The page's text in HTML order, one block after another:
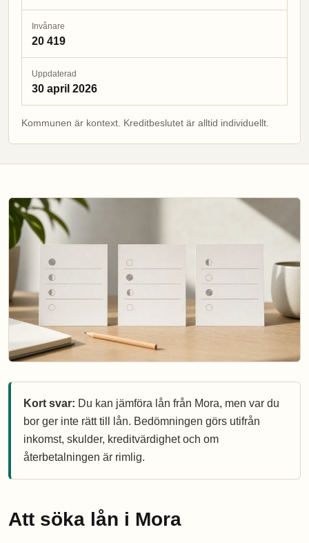
Invånare
20 419
Uppdaterad
30 april 2026
Kommunen är kontext. Kreditbeslutet är alltid individuellt.
Kort svar: Du kan jämföra lån från Mora, men var du
bor ger inte rätt till lån. Bedömningen görs utifrån
inkomst, skulder, kreditvärdighet och om
återbetalningen är rimlig.
Att söka lån i Mora